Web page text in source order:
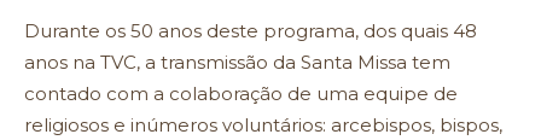
Durante os 50 anos deste programa, dos quais 48
anos na TVC, a transmissão da Santa Missa tem
contado com a colaboração de uma equipe de
religiosos e inúmeros voluntários: arcebispos, bispos,